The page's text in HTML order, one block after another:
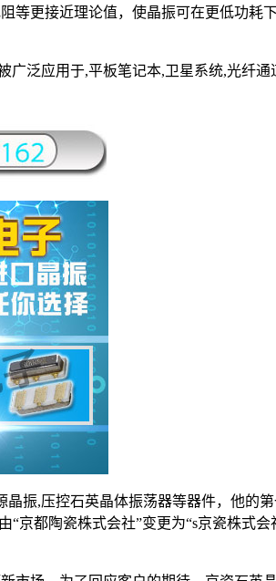
等更接近理论值，使晶振可在更低功耗
广泛应用于,平板笔记本,卫星系统,光纤
晶振,压控石英晶体振荡器等器件，他的
京都陶瓷株式会社”变更为“s京瓷株式